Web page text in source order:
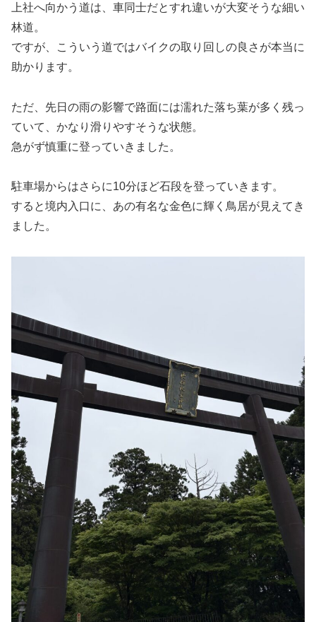
上社へ向かう道は、車同士だとすれ違いが大変そうな細い
林道。
ですが、こういう道ではバイクの取り回しの良さが本当に
助かります。
ただ、先日の雨の影響で路面には濡れた落ち葉が多く残っ
ていて、かなり滑りやすそうな状態。
急がず慎重に登っていきました。
駐車場からはさらに10分ほど石段を登っていきます。
すると境内入口に、あの有名な金色に輝く鳥居が見えてき
ました。